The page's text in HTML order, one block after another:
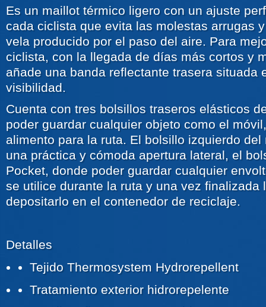
Es un maillot térmico ligero con un ajuste
cada ciclista que evita las molestas arrugas
vela producido por el paso del aire. Para
ciclista, con la llegada de días más cortos y
añade una banda reflectante trasera situada
visibilidad.
Cuenta con tres bolsillos traseros elásticos
poder guardar cualquier objeto como el
alimento para la ruta. El bolsillo izquierdo
una práctica y cómoda apertura lateral, el
Pocket, donde poder guardar cualquier
se utilice durante la ruta y una vez finalizada
depositarlo en el contenedor de reciclaje.
Detalles
Tejido Thermosystem Hydrorepellent
Tratamiento exterior hidrorepelente